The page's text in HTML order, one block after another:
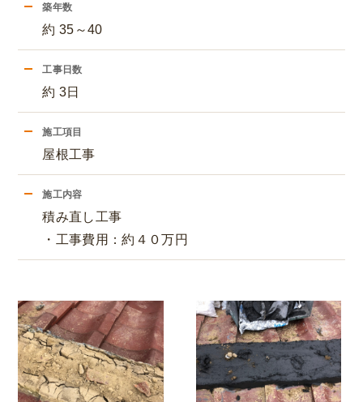
築年数
約 35～40
工事日数
約 3日
施工項目
屋根工事
施工内容
積み直し工事
・工事費用：約４０万円